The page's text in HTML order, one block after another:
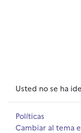
Usted no se ha
Políticas
Cambiar al tema